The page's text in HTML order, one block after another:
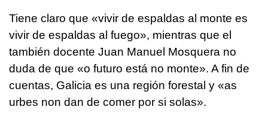
Tiene claro que «vivir de espaldas al monte es
vivir de espaldas al fuego», mientras que el
también docente Juan Manuel Mosquera no
duda de que «o futuro está no monte». A fin de
cuentas, Galicia es una región forestal y «as
urbes non dan de comer por si solas».